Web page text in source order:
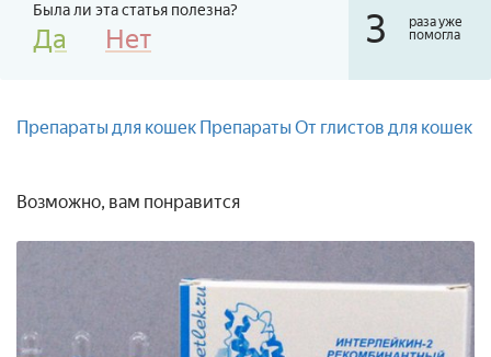
Была ли эта статья полезна?
Да Нет 3
раза уже
помогла
Препараты для кошек Препараты От глистов для кошек
Возможно, вам понравится